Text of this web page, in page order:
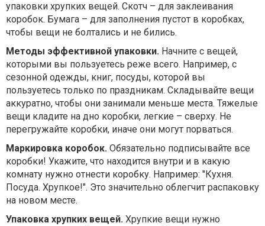
упаковки хрупких вещей. Скотч – для заклеивания
коробок. Бумага – для заполнения пустот в коробках,
чтобы вещи не болтались и не бились.
Методы эффективной упаковки. Начните с вещей,
которыми вы пользуетесь реже всего. Например, с
сезонной одежды, книг, посуды, которой вы
пользуетесь только по праздникам. Складывайте вещи
аккуратно, чтобы они занимали меньше места. Тяжелые
вещи кладите на дно коробки, легкие – сверху. Не
перегружайте коробки, иначе они могут порваться.
Маркировка коробок. Обязательно подписывайте все
коробки! Укажите, что находится внутри и в какую
комнату нужно отнести коробку. Например: "Кухня.
Посуда. Хрупкое!". Это значительно облегчит распаковку
на новом месте.
Упаковка хрупких вещей. Хрупкие вещи нужно